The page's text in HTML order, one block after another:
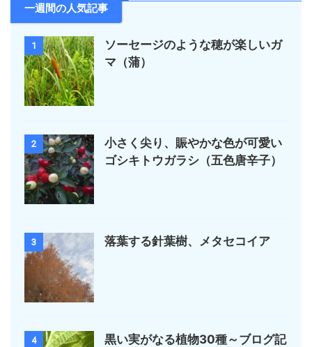
一週間の人気記事
1
ソーセージのような穂が楽しいガ
マ（蒲）
2
小さく尖り、賑やかな色が可愛い
ゴシキトウガラシ（五色唐辛子）
3 落葉する針葉樹、メタセコイア
4
黒い実がなる植物30種～ブログ記